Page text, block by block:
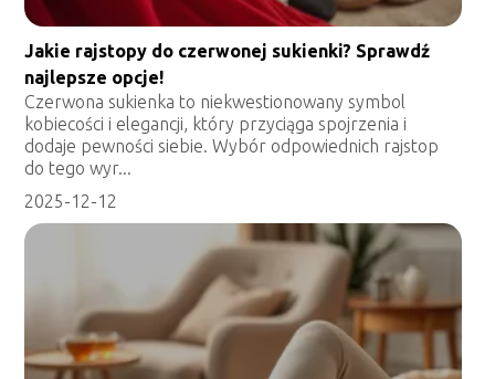
Jakie rajstopy do czerwonej sukienki? Sprawdź
najlepsze opcje!
Czerwona sukienka to niekwestionowany symbol
kobiecości i elegancji, który przyciąga spojrzenia i
dodaje pewności siebie. Wybór odpowiednich rajstop
do tego wyr...
2025-12-12